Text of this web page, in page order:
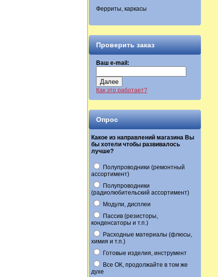
Ферриты, каркасы
Проверить заказ
Ваш e-mail:
Далее
Как это работает?
Опрос
Какое из направлений магазина Вы
бы хотели чтобы развивалось
лучше?
Полупроводники (ремонтный
ассортимент)
Полупроводники
(радиолюбительский ассортимент)
Модули, дисплеи
Пассив (резисторы,
конденсаторы и т.п.)
Расходные материалы (флюсы,
химия и т.п.)
Готовые изделия, инструмент
Все ОК, продолжайте в том же
духе